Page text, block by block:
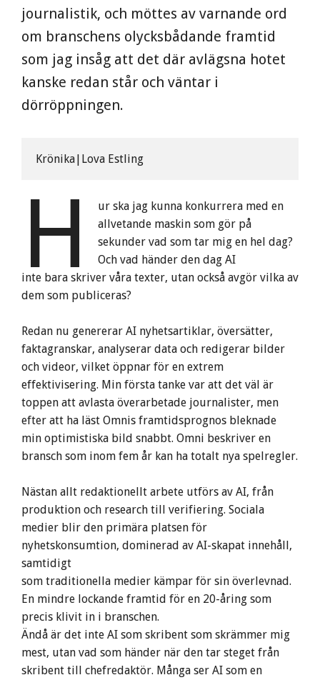
journalistik, och möttes av varnande ord
om branschens olycksbådande framtid
som jag insåg att det där avlägsna hotet
kanske redan står och väntar i
dörröppningen.
Krönika|Lova Estling
H
ur ska jag kunna konkurrera med en
allvetande maskin som gör på
sekunder vad som tar mig en hel dag?
Och vad händer den dag AI
inte bara skriver våra texter, utan också avgör vilka av
dem som publiceras?
Redan nu genererar AI nyhetsartiklar, översätter,
faktagranskar, analyserar data och redigerar bilder
och videor, vilket öppnar för en extrem
effektivisering. Min första tanke var att det väl är
toppen att avlasta överarbetade journalister, men
efter att ha läst Omnis framtidsprognos bleknade
min optimistiska bild snabbt. Omni beskriver en
bransch som inom fem år kan ha totalt nya spelregler.
Nästan allt redaktionellt arbete utförs av AI, från
produktion och research till verifiering. Sociala
medier blir den primära platsen för
nyhetskonsumtion, dominerad av AI-skapat innehåll,
samtidigt
som traditionella medier kämpar för sin överlevnad.
En mindre lockande framtid för en 20-åring som
precis klivit in i branschen.
Ändå är det inte AI som skribent som skrämmer mig
mest, utan vad som händer när den tar steget från
skribent till chefredaktör. Många ser AI som en